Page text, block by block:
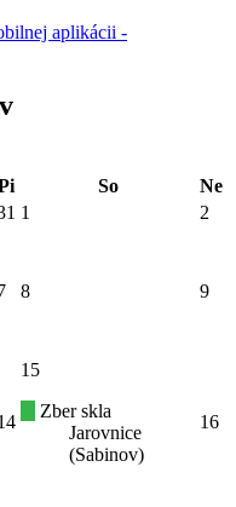
aplikácii -
So
Ne
1 2
8 9
15
Zber skla
Jarovnice
(Sabinov)
16